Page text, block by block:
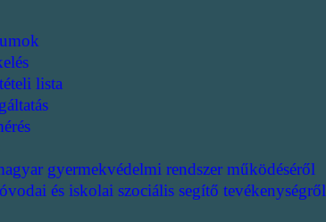
lista
gyermekvédelmi rendszer működéséről
és iskolai szociális segítő tevékenységről